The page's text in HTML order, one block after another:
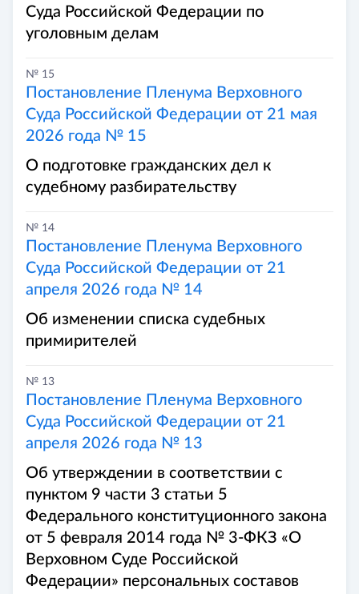
Суда Российской Федерации по
уголовным делам
№ 15
Постановление Пленума Верховного
Суда Российской Федерации от 21 мая
2026 года № 15
О подготовке гражданских дел к
судебному разбирательству
№ 14
Постановление Пленума Верховного
Суда Российской Федерации от 21
апреля 2026 года № 14
Об изменении списка судебных
примирителей
№ 13
Постановление Пленума Верховного
Суда Российской Федерации от 21
апреля 2026 года № 13
Об утверждении в соответствии с
пунктом 9 части 3 статьи 5
Федерального конституционного закона
от 5 февраля 2014 года № 3-ФКЗ «О
Верховном Суде Российской
Федерации» персональных составов